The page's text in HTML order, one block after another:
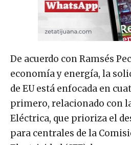
De acuerdo con Ramsés
economía y energía, la
de EU está enfocada en
primero, relacionado con
Eléctrica, que prioriza el
para centrales de la